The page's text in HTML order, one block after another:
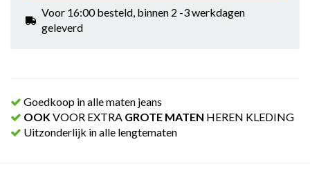
Voor 16:00 besteld, binnen 2 -3 werkdagen
geleverd
Goedkoop in alle maten jeans
OOKVOOR EXTRA GROTE MATEN HEREN KLEDING
Uitzonderlijk in alle lengtematen